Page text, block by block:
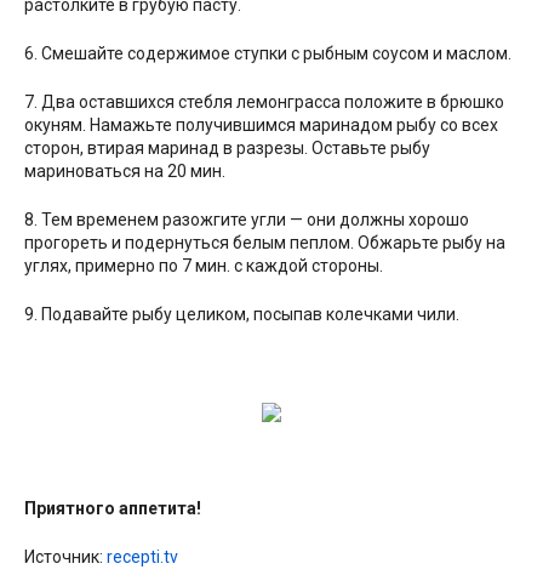
растолките в грубую пасту.
6. Смешайте содержимое ступки с рыбным соусом и маслом.
7. Два оставшихся стебля лемонграсса положите в брюшко
окуням. Намажьте получившимся маринадом рыбу со всех
сторон, втирая маринад в разрезы. Оставьте рыбу
мариноваться на 20 мин.
8. Тем временем разожгите угли — они должны хорошо
прогореть и подернуться белым пеплом. Обжарьте рыбу на
углях, примерно по 7 мин. с каждой стороны.
9. Подавайте рыбу целиком, посыпав колечками чили.
Приятного аппетита!
Источник: recepti.tv